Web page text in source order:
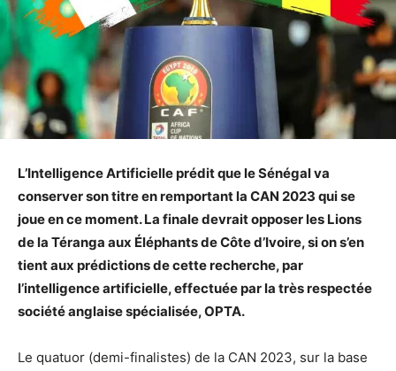
L’Intelligence Artificielle prédit que le Sénégal va
conserver son titre en remportant la CAN 2023 qui se
joue en ce moment. La finale devrait opposer les Lions
de la Téranga aux Éléphants de Côte d’Ivoire, si on s’en
tient aux prédictions de cette recherche, par
l’intelligence artificielle, effectuée par la très respectée
société anglaise spécialisée, OPTA.
Le quatuor (demi-finalistes) de la CAN 2023, sur la base